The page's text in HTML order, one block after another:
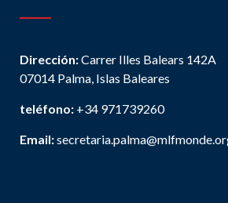
Dirección:Carrer Illes Balears 142A
07014 Palma, Islas Baleares
teléfono: +34 971739260
Email: